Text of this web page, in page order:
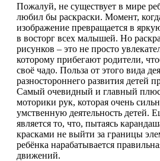
Пожалуй, не существует в мире
любил бы раскраски. Момент,
изображение превращается в
в восторг всех малышей. Но
рисунков – это не просто
которому прибегают родители,
своё чадо. Польза от этого вида
разностороннего развития детей
Самый очевидный и главный плюс
моторики рук, которая очень
умственную деятельность детей.
является то, что, пытаясь
красками не выйти за границы
ребёнка нарабатывается
движений.